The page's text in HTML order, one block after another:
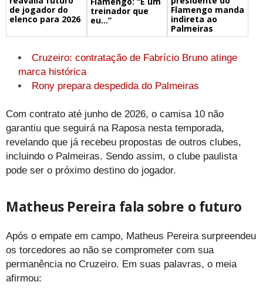
de jogador do
elenco para 2026
treinador que
eu…”
Flamengo manda
indireta ao
Palmeiras
Cruzeiro: contratação de Fabrício Bruno atinge
marca histórica
Rony prepara despedida do Palmeiras
Com contrato até junho de 2026, o camisa 10 não
garantiu que seguirá na Raposa nesta temporada,
revelando que já recebeu propostas de outros clubes,
incluindo o Palmeiras. Sendo assim, o clube paulista
pode ser o próximo destino do jogador.
Matheus Pereira fala sobre o futuro
Após o empate em campo, Matheus Pereira surpreendeu
os torcedores ao não se comprometer com sua
permanência no Cruzeiro. Em suas palavras, o meia
afirmou: